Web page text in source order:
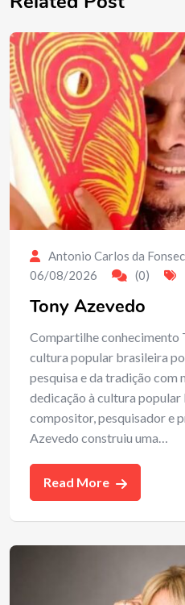
Antonio Carlos da
06/08/2026
(0)
Tony Azevedo
Compartilhe conhecimento
cultura popular brasileira
pesquisa e da tradição com
dedicação à cultura popular
compositor, pesquisador e
Azevedo construiu uma…
Read More